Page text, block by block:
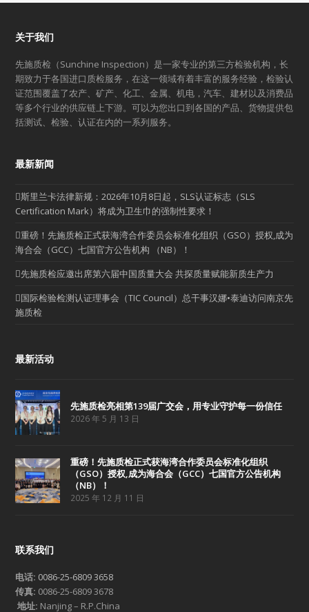
关于我们
先施质检（Sunchine Inspection）是一家专业的第三方检验机构，长
期致力于各国进口质检服务，在这一领域有着丰富的服务经验，检验认
证范围覆盖了农产、矿产、化工、金属、机电，汽车、建材以及消费品
等多个行业的供应链上下游。可以为您出口到各国的产品、货物提供包
括测试、检验、认证在内的一系列服务。
最新新闻
斯里兰卡法律新规：2026年10月8日起，SLS认证标志（SLS
Certification Mark）将成为卫生巾的强制性要求！
重磅！先施质检正式获海湾合作委员会标准化组织（GSO）授权,成为
海合会（GCC）七国官方公告机构 （NB）！
先施质检应邀出席第六届中国质量大会 共探质量赋能新质生产力
国际检验检测认证理事会（TIC Council）总干事汉娜•泰迪访问南京先
施质检
最新活动
先施质检亮相第139届广交会，用专业守护每一份信任
2026 年 5 月 13 日
重磅！先施质检正式获海湾合作委员会标准化组织
（GSO）授权,成为海合会（GCC）七国官方公告机构
（NB）！
2025 年 12 月 11 日
联系我们
电话: 0086-25-6809 3658
传真: 0086-25-6809 3678
地址: Nanjing – R.P.China